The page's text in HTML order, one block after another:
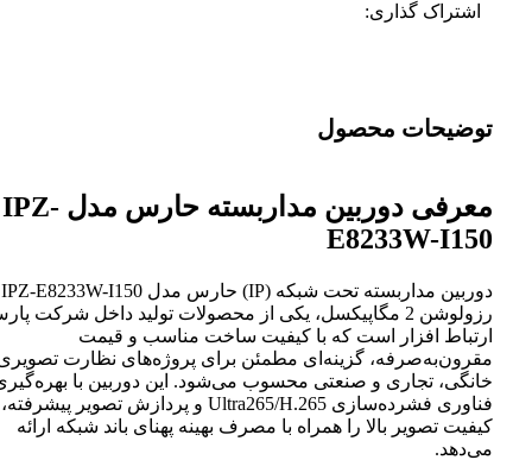
اشتراک گذاری:
توضیحات محصول
معرفی دوربین مداربسته حارس مدل IPZ-
E8233W-I150
دوربین مداربسته تحت شبکه (IP) حارس مدل IPZ-E8233W-I150 با
رزولوشن 2 مگاپیکسل، یکی از محصولات تولید داخل شرکت پارس
ارتباط افزار است که با کیفیت ساخت مناسب و قیمت
مقرون‌به‌صرفه، گزینه‌ای مطمئن برای پروژه‌های نظارت تصویری
خانگی، تجاری و صنعتی محسوب می‌شود. این دوربین با بهره‌گیری
فناوری فشرده‌سازی Ultra265/H.265 و پردازش تصویر پیشرفته،
کیفیت تصویر بالا را همراه با مصرف بهینه پهنای باند شبکه ارائه
می‌دهد.